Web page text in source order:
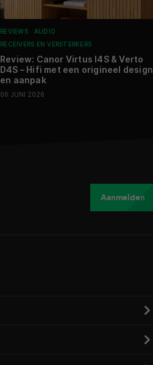
REVIEWS
AUDIO
RECEIVERS EN VERSTERKERS
Review: Canor Virtus I4S & Verto
D4S – Hifi met een origineel design
en aanpak
06 JUNI 2026
Aanmelden